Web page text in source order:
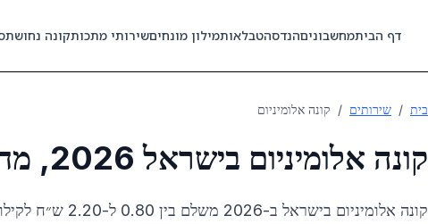
דף הביתמחשבוניםהנדסהטבלאותמילון מונחיםשירותי מתכותקונה נחושת
בית / שירותים / קונה אלומיניום
קונה אלומיניום בישראל 2026, מחיר לקילו ולטון לפי גרייד
קונה אלומיניום